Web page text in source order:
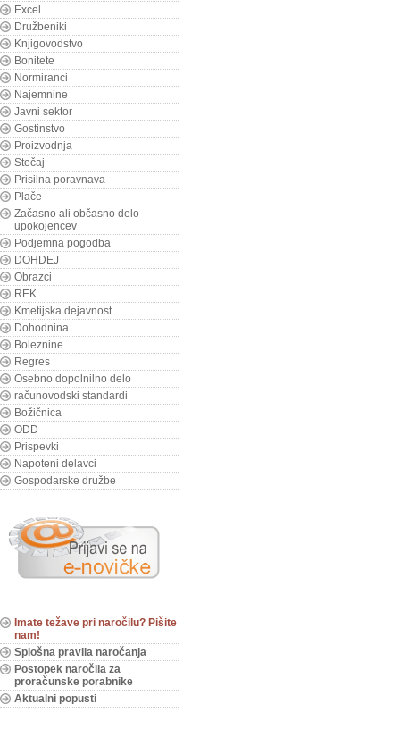
Excel
Družbeniki
Knjigovodstvo
Bonitete
Normiranci
Najemnine
Javni sektor
Gostinstvo
Proizvodnja
Stečaj
Prisilna poravnava
Plače
Začasno ali občasno delo
upokojencev
Podjemna pogodba
DOHDEJ
Obrazci
REK
Kmetijska dejavnost
Dohodnina
Boleznine
Regres
Osebno dopolnilno delo
računovodski standardi
Božičnica
ODD
Prispevki
Napoteni delavci
Gospodarske družbe
Imate težave pri naročilu? Pišite
nam!
Splošna pravila naročanja
Postopek naročila za
proračunske porabnike
Aktualni popusti